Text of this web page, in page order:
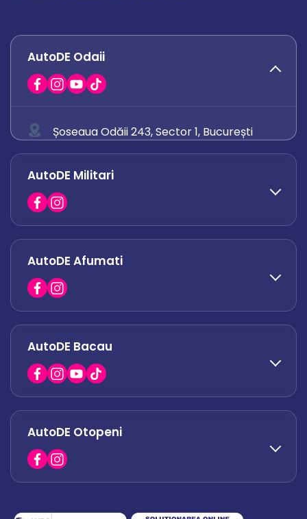
AutoDE Odaii
Șoseaua Odăii 243, Sector 1, București
0742 444 194
office.odaii@autode.ro
AutoDE Militari
0758 338 428
office.militari@autode.ro
AutoDE Afumati
0751 628 054
AutoDE Bacau
0730 063 852
0730 063 851
AutoDE Otopeni